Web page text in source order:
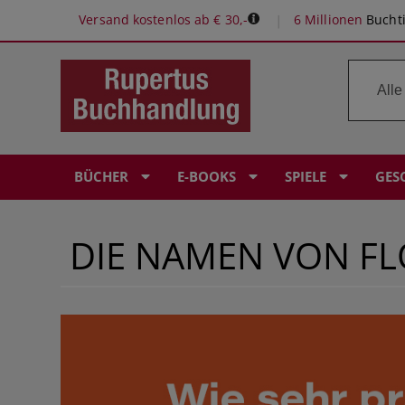
Versand kostenlos ab € 30,- 6 Millionen
BÜCHER
ROMANE & ERZÄHLUNGEN
KINDERBÜCHER
E-BOOKS
E-READER: POCKETBOOK
KRIMI & THRILLER
SPIELE
SPIELE-EMPFEHLUNGEN
KOSMOS EXPERIMENTIERKÄSTEN
RUPERTUS GUTSCHEIN
BABYALBEN
BÜROPROFI
LERNHILFEN
PERSÖNLICHE BUCHEMPFEHLUNGEN
Ö1 BUCH DES MONATS
DIE NAMEN VON